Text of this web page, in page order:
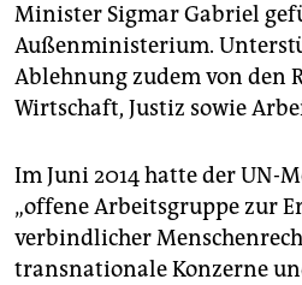
Minister Sigmar Gabriel
Außenministerium.
Ablehnung zudem von den
Wirtschaft, Justiz sowie
Im Juni 2014 hatte der UN-
„offene Arbeitsgruppe zur
verbindlicher
transnationale Konzerne